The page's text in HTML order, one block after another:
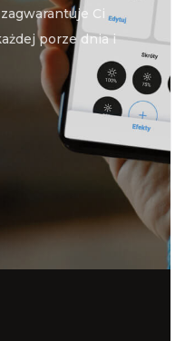
Ci
porze dnia i